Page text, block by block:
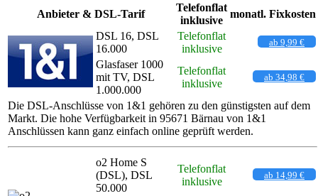
Anbieter & DSL-Tarif
Telefonflat
inklusive
monatl. Fixkosten
DSL 16, DSL
16.000
Telefonflat
inklusive
ab 9,99 €
Glasfaser 1000
mit TV, DSL
1.000.000
Telefonflat
inklusive
ab 34,98 €
Die DSL-Anschlüsse von 1&1 gehören zu den günstigsten auf dem
Markt. Die hohe Verfügbarkeit in 95671 Bärnau von 1&1
Anschlüssen kann ganz einfach online geprüft werden.
o2 Home S
(DSL), DSL
50.000
Telefonflat
inklusive
ab 14,99 €